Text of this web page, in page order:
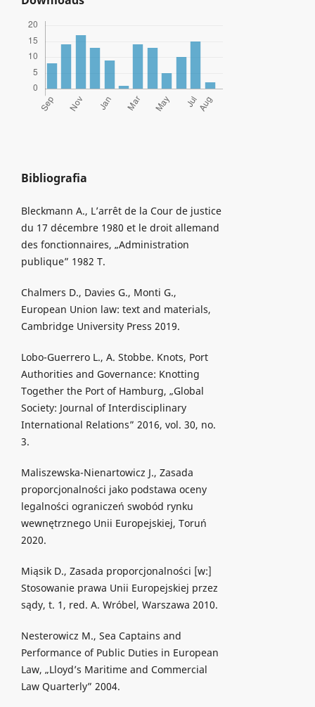
Bibliografia
Bleckmann A., L’arrêt de la Cour de justice
du 17 décembre 1980 et le droit allemand
des fonctionnaires, „Administration
publique” 1982 T.
Chalmers D., Davies G., Monti G.,
European Union law: text and materials,
Cambridge University Press 2019.
Lobo-Guerrero L., A. Stobbe. Knots, Port
Authorities and Governance: Knotting
Together the Port of Hamburg, „Global
Society: Journal of Interdisciplinary
International Relations” 2016, vol. 30, no.
3.
Maliszewska-Nienartowicz J., Zasada
proporcjonalności jako podstawa oceny
legalności ograniczeń swobód rynku
wewnętrznego Unii Europejskiej, Toruń
2020.
Miąsik D., Zasada proporcjonalności [w:]
Stosowanie prawa Unii Europejskiej przez
sądy, t. 1, red. A. Wróbel, Warszawa 2010.
Nesterowicz M., Sea Captains and
Performance of Public Duties in European
Law, „Lloyd’s Maritime and Commercial
Law Quarterly” 2004.